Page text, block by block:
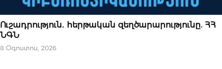
ՆՈՐՈՒԹՅՈՒՆՆԵՐ
Ուշադրություն․ հերթական զեղծարարությունը. ՀՀ
ՆԳՆ
8 Օգոստոս, 2026